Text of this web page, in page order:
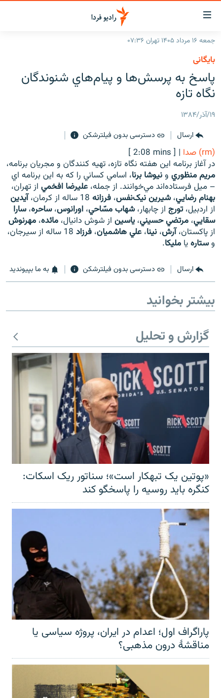
لینک‌های
قابلیت
دسترسی
بازگشت
بازگشت
منوی
اصلی
رفتن
صفحه
جستجو
صفحه اصلی
ایران
جهان
برنامه‌های رادیویی
فرکانس‌ها
پادکست
چندرسانه‌ای
گزارش‌های تصویری
گزارش‌های ویدئویی
زنان فردا
English
به ما بپیوندید
زبان‌های دیگر
جمعه ۱۶ مرداد ۱۴۰۵ تهران ۰۷:۳۶
بایگانی
پاسخ به پرسش‌ها و پيام‌هاي شنوندگان
نگاه تازه
۱۹/آذر/۱۳۸۴
ارسال
دسترسی بدون فیلترشکن
(rm) صدا |
[ 2:08 mins ]
در آغاز برنامه این هفته نگاه تازه، تهيه کنندگان و مجريان برنامه،
مريم منظوري ونيوشا برنا، اسامي کساني را که به اين برنامه اي
– ميل فرستاده‌اند مي‌خوانند. از جمله، عليرضا افخمي از تهران،
بهنام رضايي،شيرين نيک‌نفس، فرزانه 18 ساله از کرمان،
آيدين
از اردبيل،تورج از چابهار،شهاب مسّاحي، اورانوس،ساحره،سارا
سقايي، مرتضي حسيني،ياسين از شوش دانيال، مائده، مهرنوش
از پاکستان،آرش، نينا، علي هاشميان، فرزاد
18 ساله از سيرجان،
وستاره يا مليکا.
ارسال دسترسی بدون فیلترشکن به ما بپیوندید
بیشتر بخوانید
گزارش و تحلیل
«پوتین یک تبهکار است»؛ سناتور ریک اسکات:
کنگره باید روسیه را پاسخگو کند
پاراگراف اول؛ اعدام در ایران، پروژه سیاسی یا
مناقشهٔ درون مذهبی؟